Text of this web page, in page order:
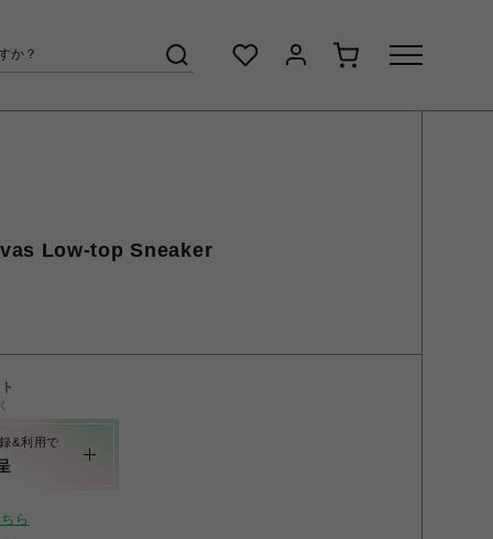
Low-top Sneaker
&利用で
ら